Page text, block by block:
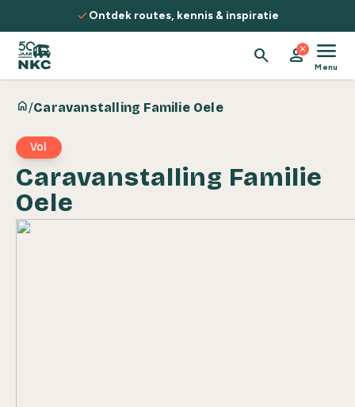
Spring naar de inhoud
checkOntdek routes, kennis & inspiratie
search person
close menu
Menu
home/Caravanstalling Familie Oele
Vol
Caravanstalling Familie
Oele